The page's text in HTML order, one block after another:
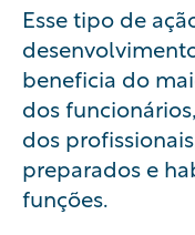
Esse tipo de
beneficia do
dos
dos
preparados e
funções.